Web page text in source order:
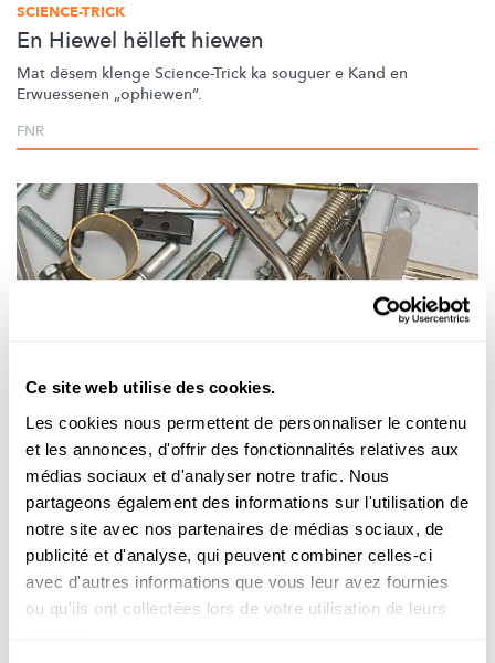
Ce site web utilise des cookies.
Les cookies nous permettent de personnaliser le contenu
et les annonces, d'offrir des fonctionnalités relatives aux
médias sociaux et d'analyser notre trafic. Nous
partageons également des informations sur l'utilisation de
notre site avec nos partenaires de médias sociaux, de
publicité et d'analyse, qui peuvent combiner celles-ci
avec d'autres informations que vous leur avez fournies
ou qu'ils ont collectées lors de votre utilisation de leurs
SCIENCE-TRICK
En Hiewel hëlleft hiewen
Mat dësem klenge Science-Trick ka souguer e Kand en
Erwuessenen „ophiewen“.
FNR
Mr Science
RÄTSEL AUS DEM ALLDAG
Wou kënnt metallesche Geroch hier?
Firwat richen eigentlech eng Mënz oder aner metallesch
Géigestänn wéi zum Beispill eSchrauweschlësseloder
Dierklensche...
FNR